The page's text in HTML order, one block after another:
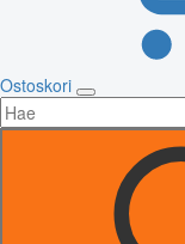
Ostoskori